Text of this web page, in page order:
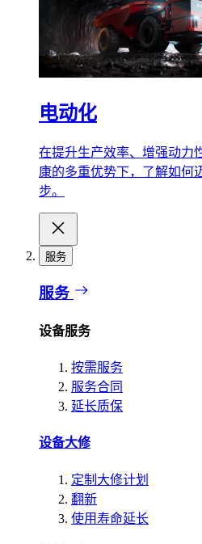
电动化
在提升生产效率、增强动力
康的多重优势下，了解如何
步。
服务
服务
设备服务
按需服务
服务合同
延长质保
设备大修
定制大修计划
翻新
使用寿命延长